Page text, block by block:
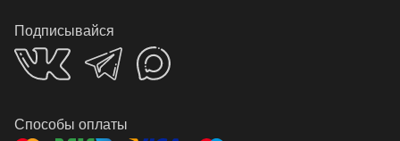
Подписывайся
Способы оплаты